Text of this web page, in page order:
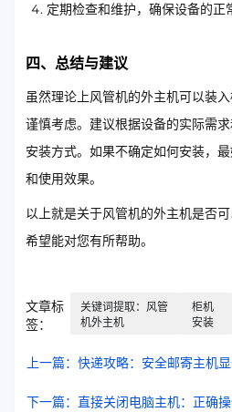
定期检查和维护，确保设备的正
四、总结与建议
虽然理论上风管机的外主机可以装
谨慎考虑。建议根据设备的实际需
安装方式。如果不确定如何安装，
和使用效果。
以上就是关于风管机的外主机是否可
希望能对您有所帮助。
文章标
签：
关键词提取：风管
机外主机
柜机
安装
上一篇：快递攻略：安全邮寄主机
下一篇：直接关闭电脑主机：正确